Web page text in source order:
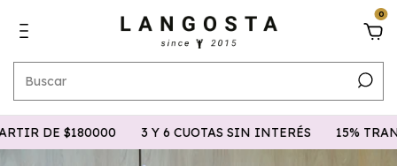
0
DE $180000 3 Y 6 CUOTAS SIN INTERÉS 15%